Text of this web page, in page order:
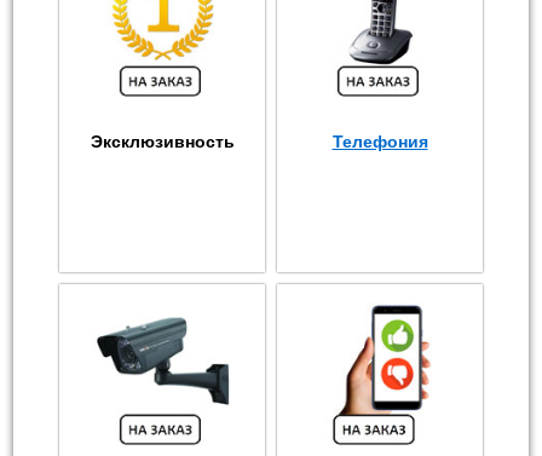
Эксклюзивность Телефония